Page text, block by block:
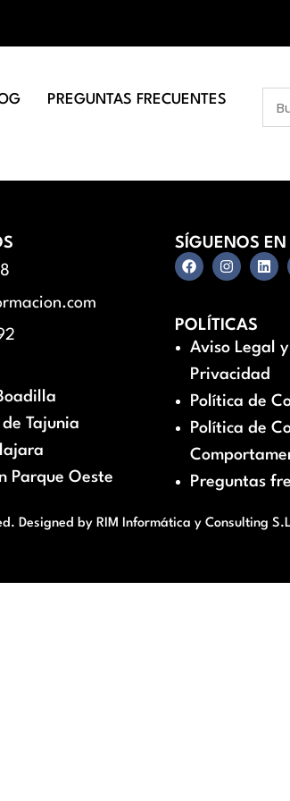
PREGUNTAS FRECUENTES
Tajunia
Parque Oeste
SÍGUENOS EN
POLÍTICAS
Aviso Legal
Privacidad
Política de
Política de
Preguntas
Designed by RIM Informática y Consulting S.L